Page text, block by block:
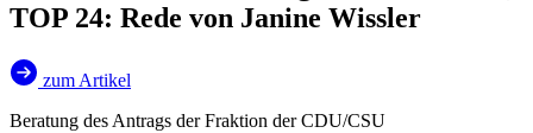
TOP 24: Rede von Janine Wissler
zum Artikel
Beratung des Antrags der Fraktion der CDU/CSU